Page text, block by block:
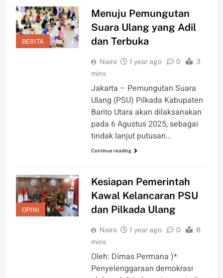
BERITA
Menuju Pemungutan
Suara Ulang yang Adil
dan Terbuka
Naira 1 year ago 0
3
mins
Jakarta – Pemungutan Suara
Ulang (PSU) Pilkada Kabupaten
Barito Utara akan dilaksanakan
pada 6 Agustus 2025, sebagai
tindak lanjut putusan…
Continue reading
OPINI
Kesiapan Pemerintah
Kawal Kelancaran PSU
dan Pilkada Ulang
Naira 1 year ago 0
8
mins
Oleh: Dimas Permana )*
Penyelenggaraan demokrasi